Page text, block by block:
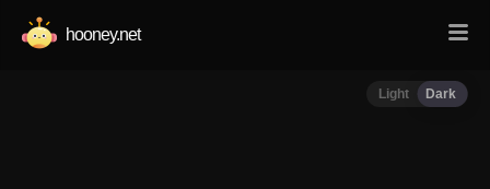
hooney.net
Light Dark